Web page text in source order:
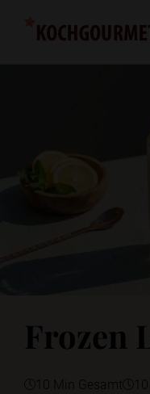
Frozen
10 Min Gesamt